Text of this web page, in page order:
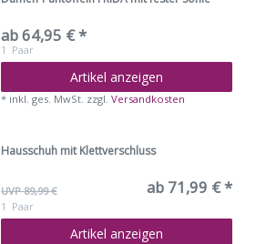
ab 64,95 € *
1 Paar
Artikel anzeigen
* inkl. ges. MwSt. zzgl.Versandkosten
Hausschuh mit Klettverschluss
UVP 89,99 € ab 71,99 € *
1 Paar
Artikel anzeigen